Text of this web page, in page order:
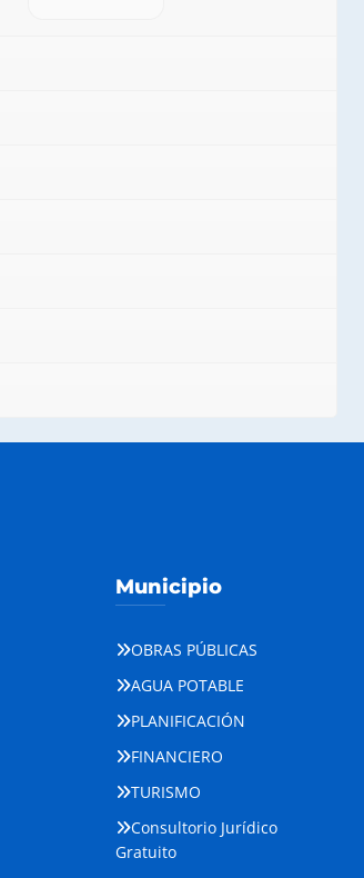
Municipio
OBRAS PÚBLICAS
AGUA POTABLE
PLANIFICACIÓN
FINANCIERO
TURISMO
Consultorio Jurídico
Gratuito